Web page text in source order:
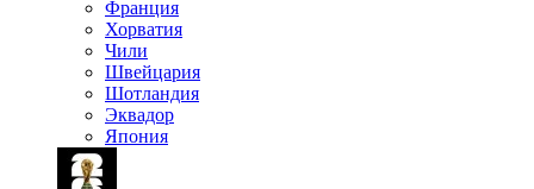
Франция
Хорватия
Чили
Швейцария
Шотландия
Эквадор
Япония